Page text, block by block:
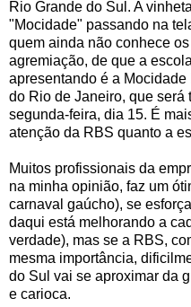
Rio Grande do Sul. A
"Mocidade" passando na
quem ainda não conhece
agremiação, de que a
apresentando é a
do Rio de Janeiro, que será
segunda-feira, dia 15. É
atenção da RBS quanto a
Muitos profissionais da
na minha opinião, faz um
carnaval gaúcho), se
daqui está melhorando a
verdade), mas se a RBS,
mesma importância,
do Sul vai se aproximar da
e carioca.